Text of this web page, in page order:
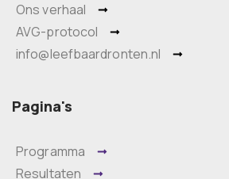
Ons verhaal
AVG-protocol
info@leefbaardronten.nl
Pagina's
Programma
Resultaten